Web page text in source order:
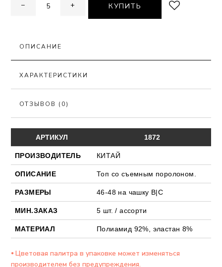
− + КУПИТЬ
ОПИСАНИЕ
ХАРАКТЕРИСТИКИ
ОТЗЫВОВ (0)
АРТИКУЛ 1872
ПРОИЗВОДИТЕЛЬ КИТАЙ
ОПИСАНИЕ Топ со съемным поролоном.
РАЗМЕРЫ 46-48 на чашку В|C
МИН.ЗАКАЗ 5 шт. / ассорти
МАТЕРИАЛ Полиамид 92%, эластан 8%
⦁ Цветовая палитра в упаковке может изменяться
производителем без предупреждения.